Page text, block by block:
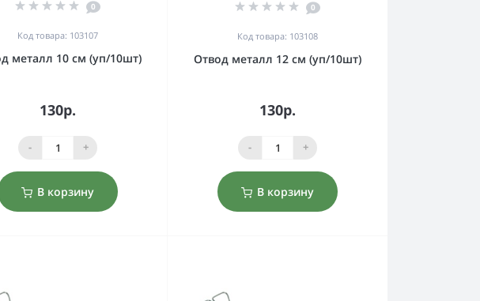
0
Код товара: 103107
металл 10 см (уп/10шт)
130р.
- +
В корзину
0
Код товара: 103108
Отвод металл 12 см (уп/10шт)
130р.
- +
В корзину